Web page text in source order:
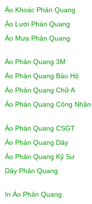
Áo Khoác Phản Quang
Áo Lưới Phản Quang
Áo Mưa Phản Quang
Áo Phản Quang 3M
Áo Phản Quang Bảo Hộ
Áo Phản Quang Chữ A
Áo Phản Quang Công Nhân
Áo Phản Quang CSGT
Áo Phản Quang Dây
Áo Phản Quang Kỹ Sư
Dây Phản Quang
In Áo Phản Quang